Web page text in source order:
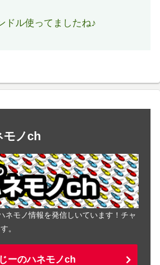
ドル使ってましたね♪
モノch
ネモノ情報を発信しいています！チャ
。
ーのハネモノch